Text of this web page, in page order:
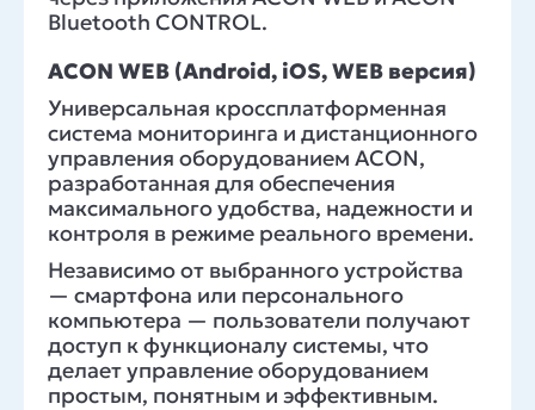
Bluetooth CONTROL.
ACON WEB (Android, iOS, WEB версия)
Универсальная кроссплатформенная
система мониторинга и дистанционного
управления оборудованием ACON,
разработанная для обеспечения
максимального удобства, надежности и
контроля в режиме реального времени.
Независимо от выбранного устройства
— смартфона или персонального
компьютера — пользователи получают
доступ к функционалу системы, что
делает управление оборудованием
простым, понятным и эффективным.